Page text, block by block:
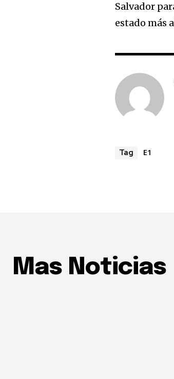
Salvador
estado más
Tag E1
Mas Noticias